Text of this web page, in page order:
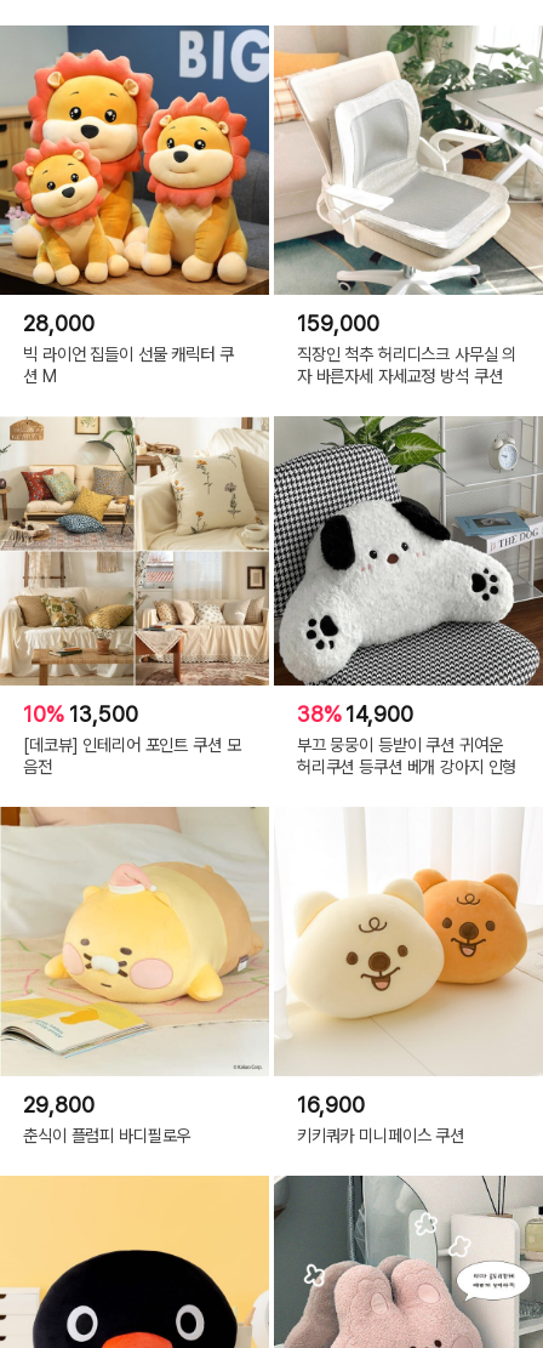
28,000
빅 라이언 집들이 선물 캐릭터 쿠
션 M
159,000
직장인 척추 허리디스크 사무실 의
자 바른자세 자세교정 방석 쿠션
10% 13,500
[데코뷰] 인테리어 포인트 쿠션 모
음전
38%14,900
부끄 뭉뭉이 등받이 쿠션 귀여운
허리쿠션 등쿠션 베개 강아지 인형
29,800
춘식이 플럼피 바디필로우
16,900
키키쿼카 미니페이스 쿠션